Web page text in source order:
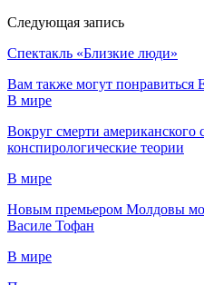
Следующая запись
Спектакль «Близкие люди»
Вам также могут понравиться
В мире
Вокруг смерти американского
конспирологические теории
В мире
Новым премьером Молдовы
Василе Тофан
В мире